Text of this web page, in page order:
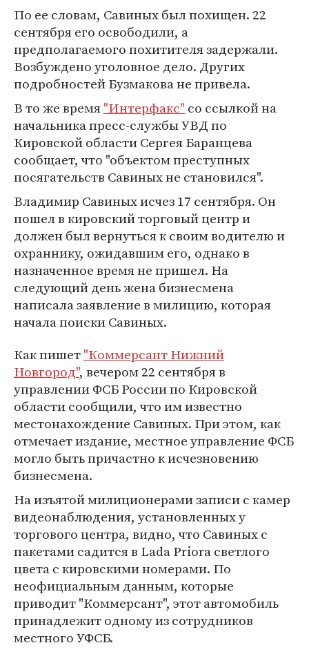
По ее словам, Савиных был похищен. 22
сентября его освободили, а
предполагаемого похитителя задержали.
Возбуждено уголовное дело. Других
подробностей Бузмакова не привела.
В то же время"Интерфакс" со ссылкой на
начальника пресс-службы УВД по
Кировской области Сергея Баранцева
сообщает, что "объектом преступных
посягательств Савиных не становился".
Владимир Савиных исчез 17 сентября. Он
пошел в кировский торговый центр и
должен был вернуться к своим водителю и
охраннику, ожидавшим его, однако в
назначенное время не пришел. На
следующий день жена бизнесмена
написала заявление в милицию, которая
начала поиски Савиных.
Как пишет"Коммерсант Нижний
Новгород", вечером 22 сентября в
управлении ФСБ России по Кировской
области сообщили, что им известно
местонахождение Савиных. При этом, как
отмечает издание, местное управление ФСБ
могло быть причастно к исчезновению
бизнесмена.
На изъятой милиционерами записи с камер
видеонаблюдения, установленных у
торгового центра, видно, что Савиных с
пакетами садится в Lada Priora светлого
цвета с кировскими номерами. По
неофициальным данным, которые
приводит "Коммерсант", этот автомобиль
принадлежит одному из сотрудников
местного УФСБ.